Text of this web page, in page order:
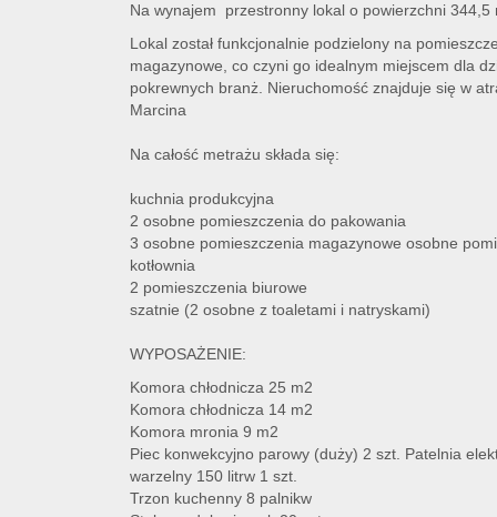
Na wynajem przestronny lokal o powierzchni
Lokal został funkcjonalnie podzielony na
magazynowe, co czyni go idealnym miejscem dla
pokrewnych branż. Nieruchomość znajduje się w
Marcina
Na całość metrażu składa się:
kuchnia produkcyjna
2 osobne pomieszczenia do pakowania
3 osobne pomieszczenia magazynowe osobne
kotłownia
2 pomieszczenia biurowe
szatnie (2 osobne z toaletami i natryskami)
WYPOSAŻENIE:
Komora chłodnicza 25 m2
Komora chłodnicza 14 m2
Komora mronia 9 m2
Piec konwekcyjno parowy (duży) 2 szt. Patelnia
warzelny 150 litrw 1 szt.
Trzon kuchenny 8 palnikw